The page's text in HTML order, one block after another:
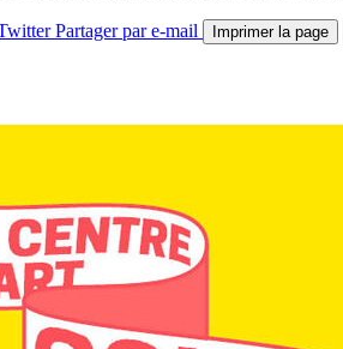
Partager par e-mail Imprimer la page